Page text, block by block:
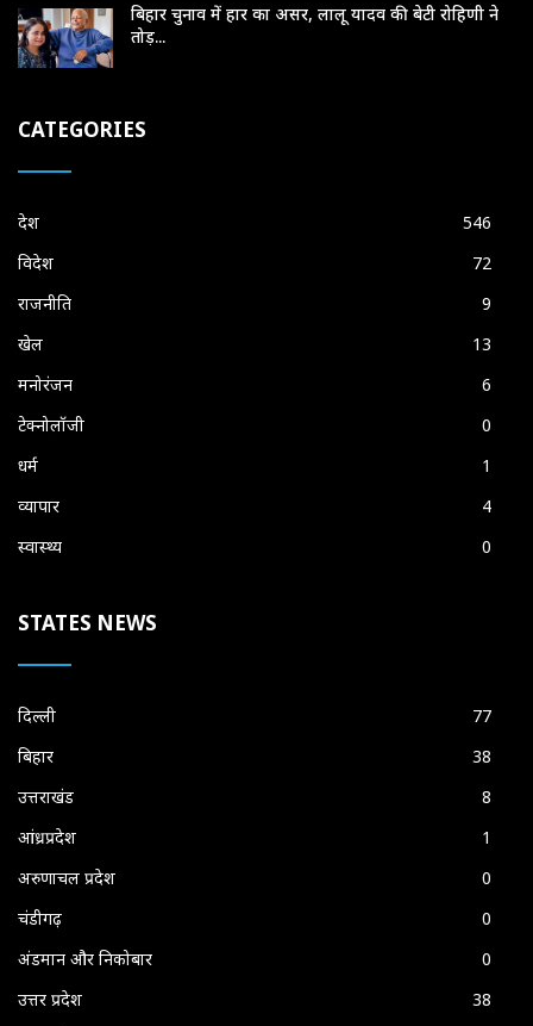
बिहार चुनाव में हार का असर, लालू यादव की बेटी रोहिणी ने
तोड़...
CATEGORIES
देश
546
विदेश
72
राजनीति
9
खेल
13
मनोरंजन
6
टेक्नोलॉजी
0
धर्म
1
व्यापार
4
स्वास्थ्य
0
STATES NEWS
दिल्ली
77
बिहार
38
उत्तराखंड
8
आंध्रप्रदेश
1
अरुणाचल प्रदेश
0
चंडीगढ़
0
अंडमान और निकोबार
0
उत्तर प्रदेश
38